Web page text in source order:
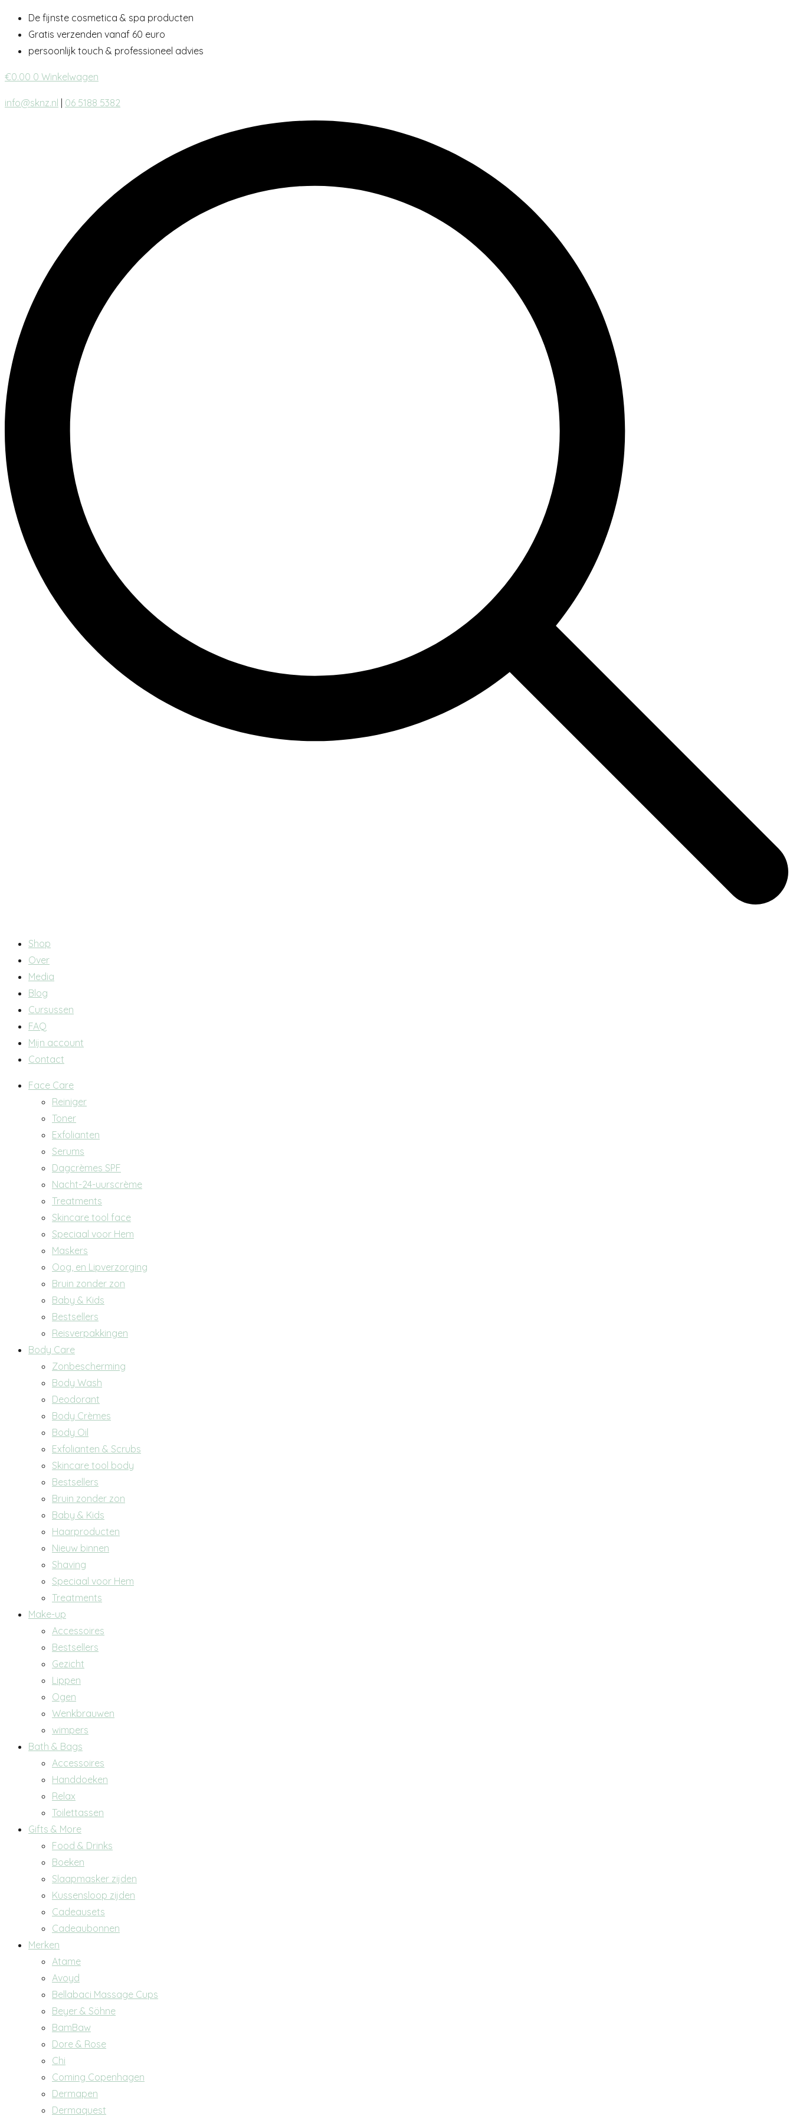
naar
inhoud
De fijnste cosmetica & spa producten
Gratis verzenden vanaf 60 euro
persoonlijk touch & professioneel advies
€0.00 0 Winkelwagen
info@sknz.nl 06 5188 5382
Main
Menu
Shop
Over
Media
Blog
Cursussen
FAQ
Mijn account
Contact
Main
Face Care
Reiniger
Toner
Exfolianten
Serums
Dagcrèmes SPF
Nacht-24-uurscrème
Treatments
Skincare tool face
Speciaal voor Hem
Maskers
Oog, en Lipverzorging
Bruin zonder zon
Baby & Kids
Bestsellers
Reisverpakkingen
Body Care
Zonbescherming
Body Wash
Deodorant
Body Crèmes
Body Oil
Exfolianten & Scrubs
Skincare tool body
Bestsellers
Bruin zonder zon
Baby & Kids
Haarproducten
Nieuw binnen
Shaving
Speciaal voor Hem
Treatments
Make-up
Accessoires
Bestsellers
Gezicht
Lippen
Ogen
Wenkbrauwen
wimpers
Bath & Bags
Accessoires
Handdoeken
Relax
Toilettassen
Gifts & More
Food & Drinks
Boeken
Slaapmasker zijden
Kussensloop zijden
Cadeausets
Cadeaubonnen
Merken
Atame
Avoyd
Bellabaci Massage Cups
Beyer & Söhne
BamBaw
Dore & Rose
Chi
Coming Copenhagen
Dermapen
Dermaquest